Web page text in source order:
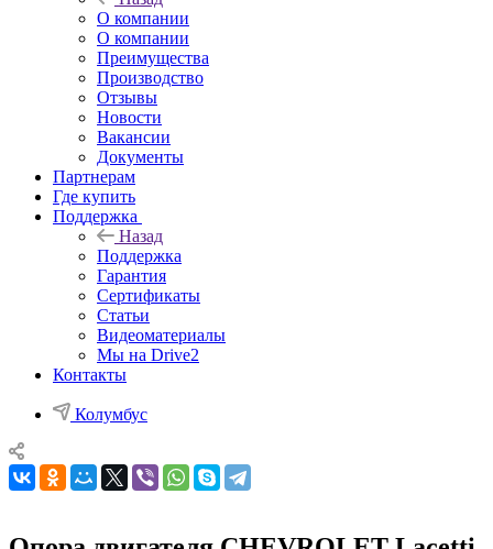
О компании
О компании
Преимущества
Производство
Отзывы
Новости
Вакансии
Документы
Партнерам
Где купить
Поддержка
Назад
Поддержка
Гарантия
Сертификаты
Статьи
Видеоматериалы
Мы на Drive2
Контакты
Колумбус